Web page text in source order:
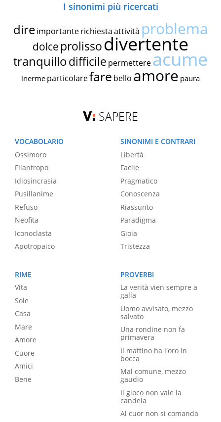
I sinonimi più ricercati
dire importante richiestaattività problema
dolce prolissodivertente
tranquillodifficile permettereacume
inerme particolarefare bello amore paura
SAPERE
VOCABOLARIO
Ossimoro
Filantropo
Idiosincrasia
Pusillanime
Refuso
Neofita
Iconoclasta
Apotropaico
SINONIMI E CONTRARI
Libertà
Facile
Pragmatico
Conoscenza
Riassunto
Paradigma
Gioia
Tristezza
RIME
Vita
Sole
Casa
Mare
Amore
Cuore
Amici
Bene
PROVERBI
La verità vien sempre a
galla
Uomo avvisato, mezzo
salvato
Una rondine non fa
primavera
Il mattino ha l'oro in
bocca
Mal comune, mezzo
gaudio
Il gioco non vale la
candela
Al cuor non si comanda